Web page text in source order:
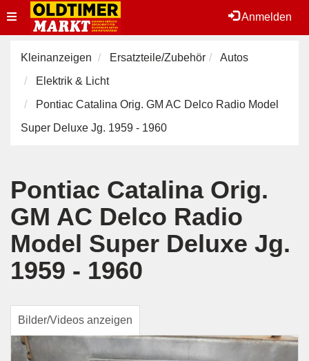
Anmelden
Toggle
navigation
Kleinanzeigen Ersatzteile/Zubehör
Autos
Elektrik & Licht
Pontiac Catalina Orig. GM AC Delco Radio Model
Super Deluxe Jg. 1959 - 1960
Pontiac Catalina Orig.
GM AC Delco Radio
Model Super Deluxe Jg.
1959 - 1960
Bilder/Videos anzeigen